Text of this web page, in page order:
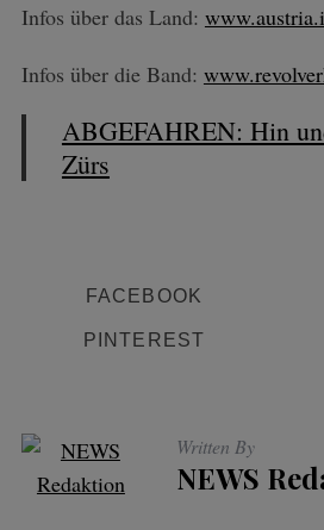
Infos über das Land:
Infos über die Band:
ABGEFAHREN: Hin
Zürs
FACEBOOK
PINTEREST
Written By
NEWS